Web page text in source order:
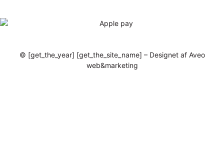
© [get_the_year] [get_the_site_name] – Designet af Aveo
web&marketing